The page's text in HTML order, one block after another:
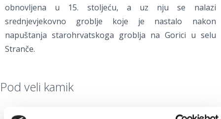
obnovljena u 15. stoljeću, a uz nju se nalazi
srednjevjekovno groblje koje je nastalo nakon
napuštanja starohrvatskoga groblja na Gorici u selu
Stranče.
Pod veli kamik